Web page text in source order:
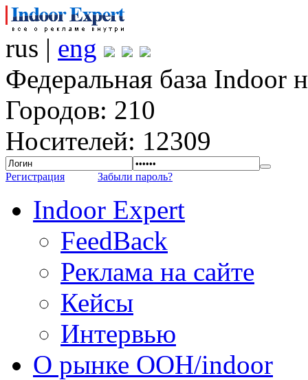
rus | eng
Федеральная база Indoor
Городов: 210
Носителей: 12309
Регистрация Забыли пароль?
Indoor Expert
FeedBack
Реклама на сайте
Кейсы
Интервью
О рынке OOH/indoor